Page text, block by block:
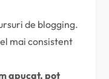
de blogging.
mai consistent
apucat, pot